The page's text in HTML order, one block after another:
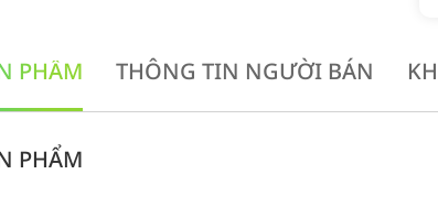
PHẨM THÔNG TIN NGƯỜI BÁN
PHẨM